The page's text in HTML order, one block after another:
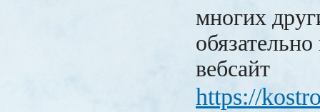
многих
вебсайт
https://